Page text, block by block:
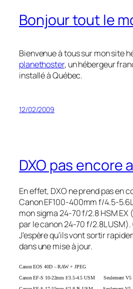
Bonjour tout le
Bienvenue à tous sur mon site
planethoster, un hébergeur
installé à Québec.
12/02/2009
DXO pas encore
En effet, DXO ne prend pas en
Canon EF100-400mm f/4.5-
mon sigma 24-70 f/2.8 HSM EX
par le canon 24-70 f/2.8L USM).
J’espère qu’ils vont sortir
dans une mise à jour.
Canon EOS 40D – RAW + JPEG
Canon EF-S 10-22mm f/3.5-4.5 USM Seulement V5